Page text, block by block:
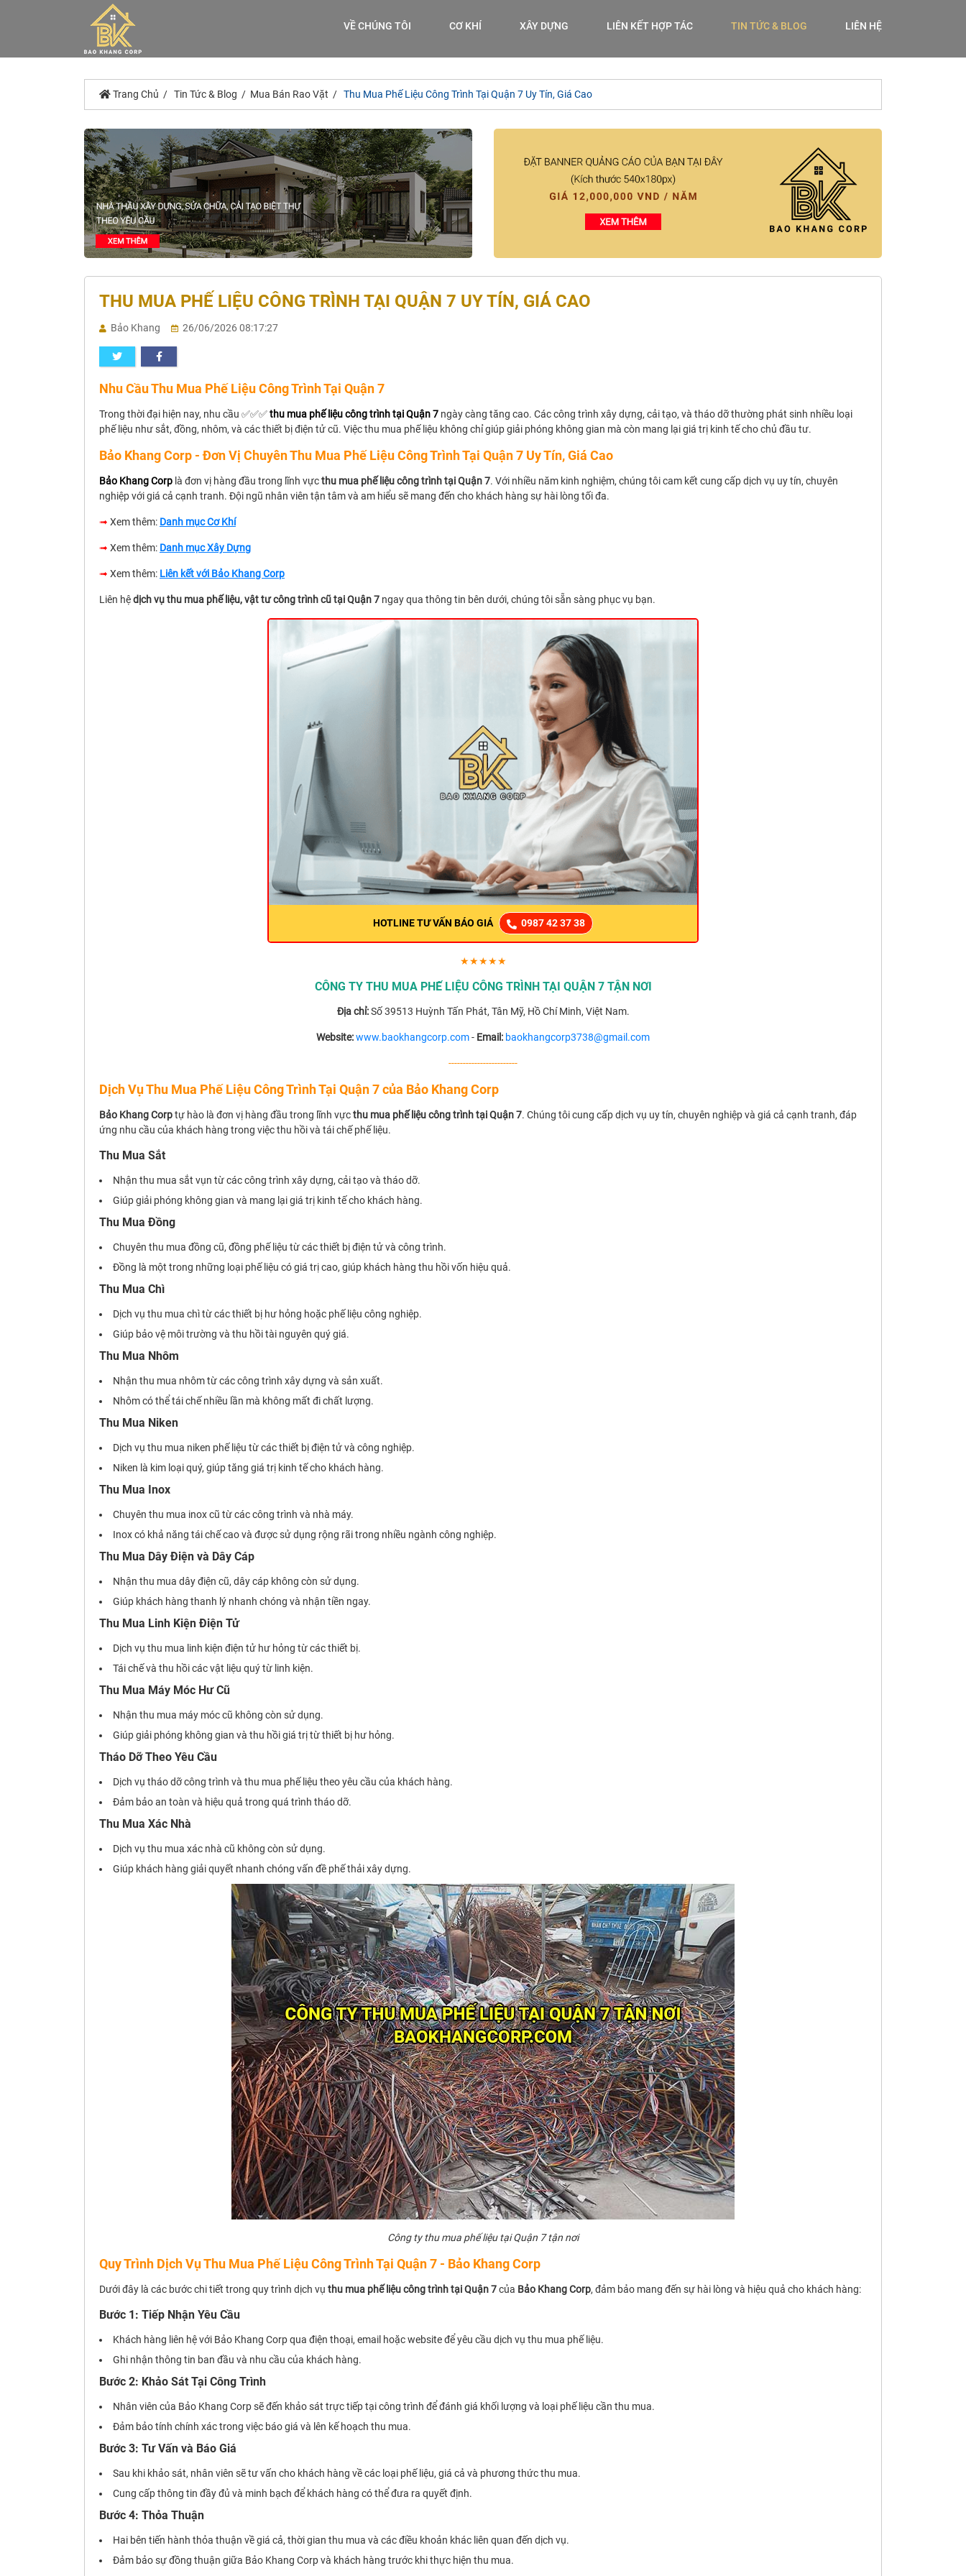
VỀ CHÚNG TÔI CƠ KHÍ XÂY DỰNG LIÊN KẾT HỢP TÁC TIN TỨC & BLOG LIÊN HỆ
Trang Chủ Tin Tức & Blog Mua Bán Rao Vặt Thu Mua Phế Liệu Công Trình Tại Quận 7 Uy Tín, Giá Cao
THU MUA PHẾ LIỆU CÔNG TRÌNH TẠI QUẬN 7 UY TÍN, GIÁ CAO
Bảo Khang 26/06/2026 08:17:27
Nhu Cầu Thu Mua Phế Liệu Công Trình Tại Quận 7
Trong thời đại hiện nay, nhu cầu ✅✅✅thu mua phế liệu công trình tại Quận 7 ngày càng tăng cao. Các công trình xây dựng, cải tạo, và tháo dỡ thường phát sinh nhiều loại
phế liệu như sắt, đồng, nhôm, và các thiết bị điện tử cũ. Việc thu mua phế liệu không chỉ giúp giải phóng không gian mà còn mang lại giá trị kinh tế cho chủ đầu tư.
Bảo Khang Corp - Đơn Vị Chuyên Thu Mua Phế Liệu Công Trình Tại Quận 7 Uy Tín, Giá Cao
Bảo Khang Corp là đơn vị hàng đầu trong lĩnh vựcthu mua phế liệu công trình tại Quận 7. Với nhiều năm kinh nghiệm, chúng tôi cam kết cung cấp dịch vụ uy tín, chuyên
nghiệp với giá cả cạnh tranh. Đội ngũ nhân viên tận tâm và am hiểu sẽ mang đến cho khách hàng sự hài lòng tối đa.
➟ Xem thêm: Danh mục Cơ Khí
➟ Xem thêm: Danh mục Xây Dựng
➟ Xem thêm: Liên kết với Bảo Khang Corp
Liên hệdịch vụ thu mua phế liệu, vật tư công trình cũ tại Quận 7 ngay qua thông tin bên dưới, chúng tôi sẵn sàng phục vụ bạn.
HOTLINE TƯ VẤN BÁO GIÁ 0987 42 37 38
★★★★★
CÔNG TY THU MUA PHẾ LIỆU CÔNG TRÌNH TẠI QUẬN 7 TẬN NƠI
Địa chỉ:Số 39513 Huỳnh Tấn Phát, Tân Mỹ, Hồ Chí Minh, Việt Nam.
Website:www.baokhangcorp.com- Email: baokhangcorp3738@gmail.com
------------------------
Dịch Vụ Thu Mua Phế Liệu Công Trình Tại Quận 7 của Bảo Khang Corp
Bảo Khang Corptự hào là đơn vị hàng đầu trong lĩnh vựcthu mua phế liệu công trình tại Quận 7. Chúng tôi cung cấp dịch vụ uy tín, chuyên nghiệp và giá cả cạnh tranh, đáp
ứng nhu cầu của khách hàng trong việc thu hồi và tái chế phế liệu.
Thu Mua Sắt
Nhận thu mua sắt vụn từ các công trình xây dựng, cải tạo và tháo dỡ.
Giúp giải phóng không gian và mang lại giá trị kinh tế cho khách hàng.
Thu Mua Đồng
Chuyên thu mua đồng cũ, đồng phế liệu từ các thiết bị điện tử và công trình.
Đồng là một trong những loại phế liệu có giá trị cao, giúp khách hàng thu hồi vốn hiệu quả.
Thu Mua Chì
Dịch vụ thu mua chì từ các thiết bị hư hỏng hoặc phế liệu công nghiệp.
Giúp bảo vệ môi trường và thu hồi tài nguyên quý giá.
Thu Mua Nhôm
Nhận thu mua nhôm từ các công trình xây dựng và sản xuất.
Nhôm có thể tái chế nhiều lần mà không mất đi chất lượng.
Thu Mua Niken
Dịch vụ thu mua niken phế liệu từ các thiết bị điện tử và công nghiệp.
Niken là kim loại quý, giúp tăng giá trị kinh tế cho khách hàng.
Thu Mua Inox
Chuyên thu mua inox cũ từ các công trình và nhà máy.
Inox có khả năng tái chế cao và được sử dụng rộng rãi trong nhiều ngành công nghiệp.
Thu Mua Dây Điện và Dây Cáp
Nhận thu mua dây điện cũ, dây cáp không còn sử dụng.
Giúp khách hàng thanh lý nhanh chóng và nhận tiền ngay.
Thu Mua Linh Kiện Điện Tử
Dịch vụ thu mua linh kiện điện tử hư hỏng từ các thiết bị.
Tái chế và thu hồi các vật liệu quý từ linh kiện.
Thu Mua Máy Móc Hư Cũ
Nhận thu mua máy móc cũ không còn sử dụng.
Giúp giải phóng không gian và thu hồi giá trị từ thiết bị hư hỏng.
Tháo Dỡ Theo Yêu Cầu
Dịch vụ tháo dỡ công trình và thu mua phế liệu theo yêu cầu của khách hàng.
Đảm bảo an toàn và hiệu quả trong quá trình tháo dỡ.
Thu Mua Xác Nhà
Dịch vụ thu mua xác nhà cũ không còn sử dụng.
Giúp khách hàng giải quyết nhanh chóng vấn đề phế thải xây dựng.
Công ty thu mua phế liệu tại Quận 7 tận nơi
Quy Trình Dịch Vụ Thu Mua Phế Liệu Công Trình Tại Quận 7 - Bảo Khang Corp
Dưới đây là các bước chi tiết trong quy trình dịch vụ thu mua phế liệu công trình tại Quận 7của Bảo Khang Corp, đảm bảo mang đến sự hài lòng và hiệu quả cho khách hàng:
Bước 1: Tiếp Nhận Yêu Cầu
Khách hàng liên hệ với Bảo Khang Corp qua điện thoại, email hoặc website để yêu cầu dịch vụ thu mua phế liệu.
Ghi nhận thông tin ban đầu và nhu cầu của khách hàng.
Bước 2: Khảo Sát Tại Công Trình
Nhân viên của Bảo Khang Corp sẽ đến khảo sát trực tiếp tại công trình để đánh giá khối lượng và loại phế liệu cần thu mua.
Đảm bảo tính chính xác trong việc báo giá và lên kế hoạch thu mua.
Bước 3: Tư Vấn và Báo Giá
Sau khi khảo sát, nhân viên sẽ tư vấn cho khách hàng về các loại phế liệu, giá cả và phương thức thu mua.
Cung cấp thông tin đầy đủ và minh bạch để khách hàng có thể đưa ra quyết định.
Bước 4: Thỏa Thuận
Hai bên tiến hành thỏa thuận về giá cả, thời gian thu mua và các điều khoản khác liên quan đến dịch vụ.
Đảm bảo sự đồng thuận giữa Bảo Khang Corp và khách hàng trước khi thực hiện thu mua.